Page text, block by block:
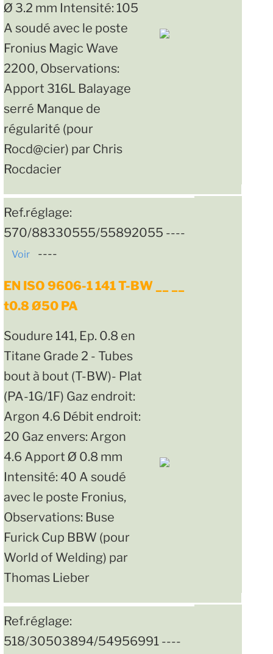
Ø 3.2 mm Intensité: 105
A soudé avec le poste
Fronius Magic Wave
2200, Observations:
Apport 316L Balayage
serré Manque de
régularité (pour
Rocd@cier) par Chris
Rocdacier
Ref.réglage:
570/88330555/55892055 ----
Voir ----
EN ISO 9606-1 141 T-BW __ __
t0.8 Ø50 PA
Soudure 141, Ep. 0.8 en
Titane Grade 2 - Tubes
bout à bout (T-BW)- Plat
(PA-1G/1F) Gaz endroit:
Argon 4.6 Débit endroit:
20 Gaz envers: Argon
4.6 Apport Ø 0.8 mm
Intensité: 40 A soudé
avec le poste Fronius,
Observations: Buse
Furick Cup BBW (pour
World of Welding) par
Thomas Lieber
Ref.réglage:
518/30503894/54956991 ----